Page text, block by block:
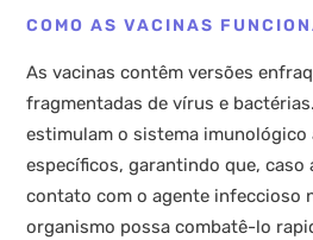
COMO AS VACINAS
As vacinas contêm versões
fragmentadas de vírus e
estimulam o sistema
específicos, garantindo que, caso
contato com o agente infeccioso
organismo possa combatê-lo